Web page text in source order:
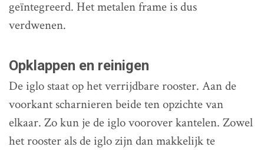
geïntegreerd. Het metalen frame is dus
verdwenen.
Opklappen en reinigen
De iglo staat op het verrijdbare rooster. Aan de
voorkant scharnieren beide ten opzichte van
elkaar. Zo kun je de iglo voorover kantelen. Zowel
het rooster als de iglo zijn dan makkelijk te